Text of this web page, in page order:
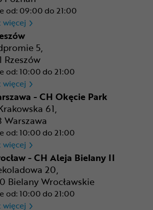
od: 09:00 do 21:00
więcej CR Poznań - M1 Poznań
5,
Rzeszów
od: 10:00 do 21:00
więcej CR Rzeszów
- CH Okęcie Park
61,
Warszawa
od: 10:00 do 21:00
więcej CR Warszawa - CH Okęcie
- CH Aleja Bielany II
20,
Bielany Wrocławskie
od: 10:00 do 21:00
więcej CR Wrocław - CH Aleja